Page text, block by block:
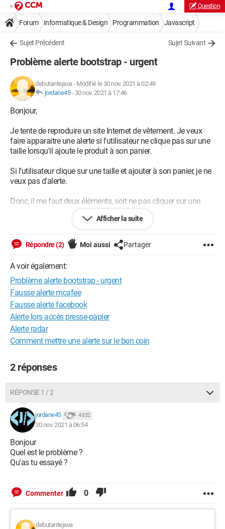
Question
Forum Informatique & Design Programmation Javascript
Sujet Précédent Sujet Suivant
Problème alerte bootstrap - urgent
debutantejava- Modifié le 30 nov. 2021 à 02:49
jordane45- 30 nov. 2021 à 17:46
Bonjour,
Je tente de reproduire un site Internet de vêtement. Je veux
faire apparaitre une alerte si l'utilisateur ne clique pas sur une
taille lorsqu'il ajoute le produit à son panier.
Si l'utilisateur clique sur une taille et ajouter à son panier, je ne
veux pas d'alerte.
Donc, il me faut deux éléments, soit ne pas cliquer sur une
taille + ajouter au panier le produit pour que l'alerte apparaisse
Merci de votre aide,
Chloé
Configuration:Windows / Chrome 96.0.4664.45
Afficher la suite
Répondre (2) Moi aussi Partager
A voir également:
Problème alerte bootstrap - urgent
Fausse alerte mcafee
Fausse alerte facebook
Alerte lors accès presse-papier
Alerte radar
Comment mettre une alerte sur le bon coin
2 réponses
RÉPONSE 1 / 2
jordane45 4 832
30 nov. 2021 à 06:54
Bonjour
Quel est le problème ?
Qu'as tu essayé ?
Commenter 0
debutantejava